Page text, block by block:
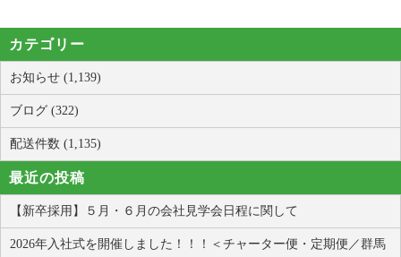
カテゴリー
お知らせ (1,139)
ブログ (322)
配送件数 (1,135)
最近の投稿
【新卒採用】５月・６月の会社見学会日程に関して
2026年入社式を開催しました！！！＜チャーター便・定期便／群馬